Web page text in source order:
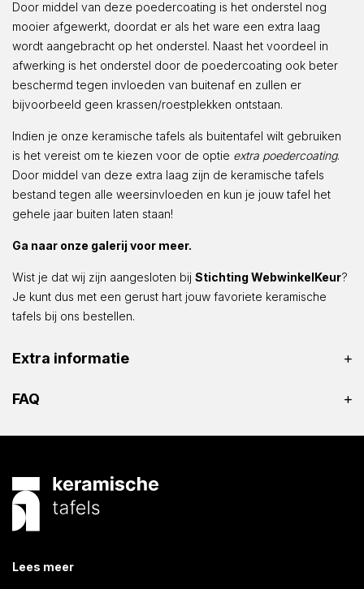
Door middel van deze poedercoating is het onderstel nog
mooier afgewerkt, doordat er als het ware een extra laag
wordt aangebracht op het onderstel. Naast het voordeel in
afwerking is het onderstel door de poedercoating ook beter
beschermd tegen invloeden van buitenaf en zullen er
bijvoorbeeld geen krassen/roestplekken ontstaan.
Indien je onze keramische tafels als buitentafel wilt gebruiken
is het vereist om te kiezen voor de optie extra poedercoating.
Door middel van deze extra laag zijn de keramische tafels
bestand tegen alle weersinvloeden en kun je jouw tafel het
gehele jaar buiten laten staan!
Ga naar onze galerij voor meer.
Wist je dat wij zijn aangesloten bij Stichting WebwinkelKeur?
Je kunt dus met een gerust hart jouw favoriete keramische
tafels bij ons bestellen.
Extra informatie
FAQ
Lees meer